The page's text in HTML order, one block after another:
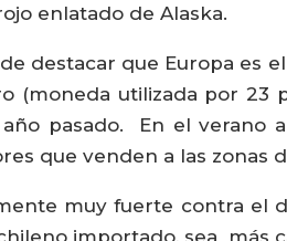
enlatado de Alaska.
destacar que Europa es
(moneda utilizada por 23
pasado. En el verano
que venden a las zonas
muy fuerte contra el
importado, sea más